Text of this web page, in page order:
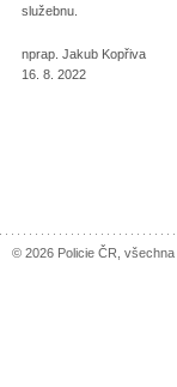
služebnu.
nprap. Jakub Kopřiva
16. 8. 2022
© 2026 Policie ČR,